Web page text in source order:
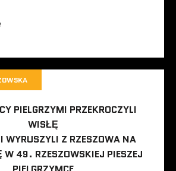
PIELGRZYMI PRZEKROCZYLI
WISŁĘ
WYRUSZYLI Z RZESZOWA NA
W 49. RZESZOWSKIEJ PIESZEJ